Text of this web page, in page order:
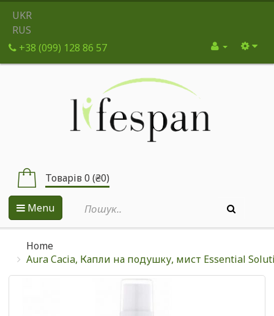
UKR
RUS
+38 (099) 128 86 57
Товарів 0 (₴0)
Menu
Home
Aura Cacia, Капли на подушку, мист Essential